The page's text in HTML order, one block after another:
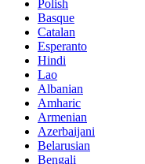
Polish
Basque
Catalan
Esperanto
Hindi
Lao
Albanian
Amharic
Armenian
Azerbaijani
Belarusian
Bengali